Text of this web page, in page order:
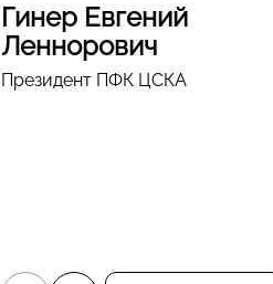
Гинер Евгений
Леннорович
Президент ПФК ЦСКА